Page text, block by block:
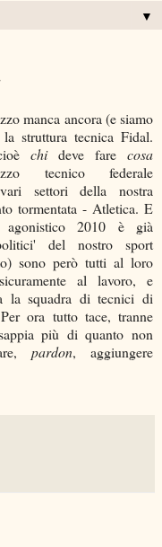
▼
manca ancora (e siamo
struttura tecnica Fidal.
chideve fare cosa
tecnico federale
settori della nostra
tormentata - Atletica. E
2010 è già
del nostro sport
sono però tutti al loro
al lavoro, e
la squadra di tecnici di
ora tutto tace, tranne
più di quanto non
pardon, aggiungere